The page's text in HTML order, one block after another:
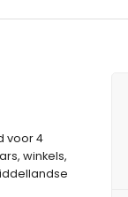
voor 4
winkels,